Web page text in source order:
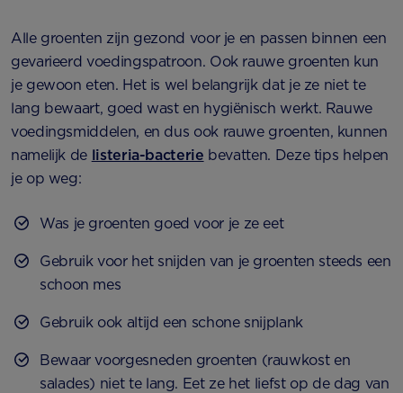
Alle groenten zijn gezond voor je en passen binnen een
gevarieerd voedingspatroon. Ook rauwe groenten kun
je gewoon eten. Het is wel belangrijk dat je ze niet te
lang bewaart, goed wast en hygiënisch werkt. Rauwe
voedingsmiddelen, en dus ook rauwe groenten, kunnen
namelijk de listeria-bacterie bevatten. Deze tips helpen
je op weg:
Was je groenten goed voor je ze eet
Gebruik voor het snijden van je groenten steeds een
schoon mes
Gebruik ook altijd een schone snijplank
Bewaar voorgesneden groenten (rauwkost en
salades) niet te lang. Eet ze het liefst op de dag van